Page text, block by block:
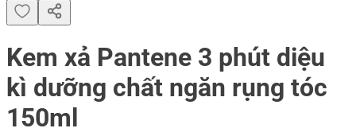
Kem xả Pantene 3 phút diệu
kì dưỡng chất ngăn rụng tóc
150ml